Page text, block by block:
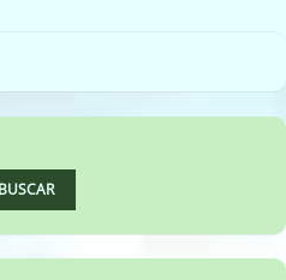
BUSCAR